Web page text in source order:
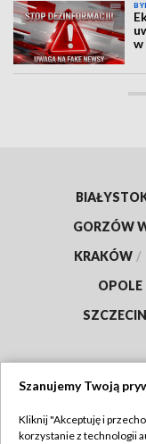
w
GORZÓW
KRAKÓW /
OPOLE
SZCZECIN
Szanujemy Twoją
Kliknij "Akceptuję i
korzystanie z technologii